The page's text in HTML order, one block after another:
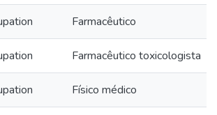
Farmacêutico
Farmacêutico toxicologista
Físico médico